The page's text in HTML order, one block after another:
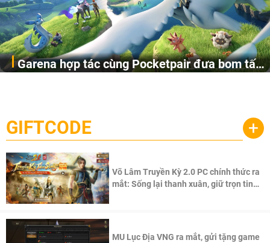
Garena hợp tác cùng Pocketpair đưa bom tấn
cầu, theo giấy phép chính thức từ công ty game Nhật Bản
Pocketpair, Inc.
GIFTCODE +
Võ Lâm Truyền Kỳ 2.0 PC chính thức ra
mắt: Sống lại thanh xuân, giữ trọn tinh
MU Lục Địa VNG ra mắt, gửi tặng game